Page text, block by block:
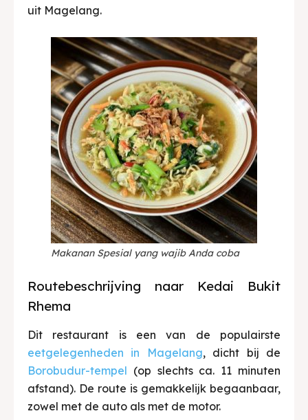
uit Magelang.
Makanan Spesial yang wajib Anda coba
Routebeschrijving naar Kedai Bukit
Rhema
Dit restaurant is een van de populairste
eetgelegenheden in Magelang, dicht bij de
Borobudur-tempel (op slechts ca. 11 minuten
afstand). De route is gemakkelijk begaanbaar,
zowel met de auto als met de motor.